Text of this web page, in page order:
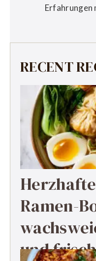
Erfahrungen
RECENT
Ramen-
und